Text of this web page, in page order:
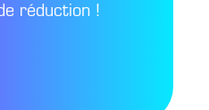
réduction !